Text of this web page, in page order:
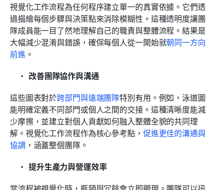
視覺化工作流程為任何程序建立單一的真實依據。它們透
過描繪每個步驟與決策點來消除模糊性。這種透明度讓團
隊成員能一目了然地理解自己的職責與整體流程。結果是
大幅減少混淆與錯誤，確保每個人從一開始就朝同一方向
前進 。
改善團隊協作與溝通
這些圖表對於跨部門與遠端團隊特別有用。例如，泳道圖
能明確定義不同部門或個人之間的交接。這種清晰度能減
少摩擦，並建立對個人貢獻如何融入整體全貌的共同理
解。視覺化工作流程作為核心參考點， 促進更佳的溝通與
協調 ，涵蓋整個團隊。
提升生產力與營運效率